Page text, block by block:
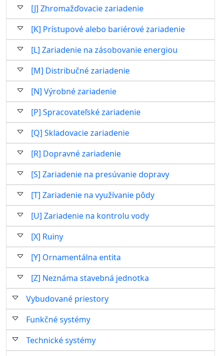
[J] Zhromažďovacie zariadenie
[K] Prístupové alebo bariérové zariadenie
[L] Zariadenie na zásobovanie energiou
[M] Distribučné zariadenie
[N] Výrobné zariadenie
[P] Spracovateľské zariadenie
[Q] Skladovacie zariadenie
[R] Dopravné zariadenie
[S] Zariadenie na presúvanie dopravy
[T] Zariadenie na využívanie pôdy
[U] Zariadenie na kontrolu vody
[X] Ruiny
[Y] Ornamentálna entita
[Z] Neznáma stavebná jednotka
Vybudované priestory
Funkčné systémy
Technické systémy